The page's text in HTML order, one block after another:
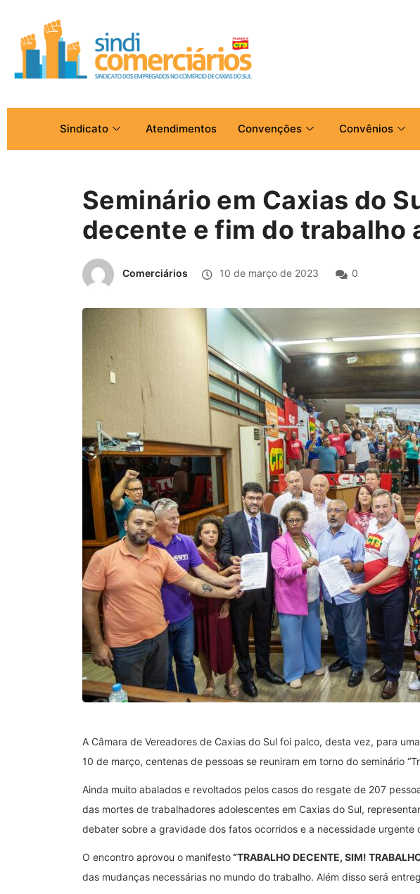
Sindicato Atendimentos Convenções Convênios
Seminário em Caxias do
decente e fim do trabalho
Comerciários 10 de março de 2023 0
A Câmara de Vereadores de Caxias do Sul foi palco, desta vez, para
10 de março, centenas de pessoas se reuniram em torno do seminário
Ainda muito abalados e revoltados pelos casos do resgate de 207
das mortes de trabalhadores adolescentes em Caxias do Sul,
debater sobre a gravidade dos fatos ocorridos e a necessidade urgente
O encontro aprovou o manifesto“TRABALHO DECENTE, SIM!
das mudanças necessárias no mundo do trabalho. Além disso será